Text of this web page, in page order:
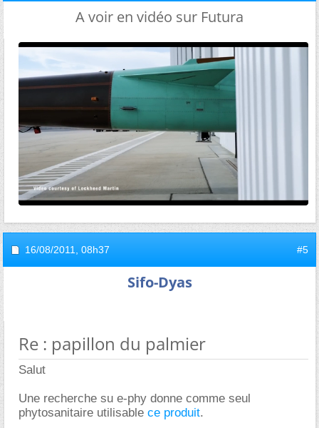
A voir en vidéo sur Futura
16/08/2011, 08h37 #5
Sifo-Dyas
Re : papillon du palmier
Salut
Une recherche su e-phy donne comme seul
phytosanitaire utilisable ce produit.